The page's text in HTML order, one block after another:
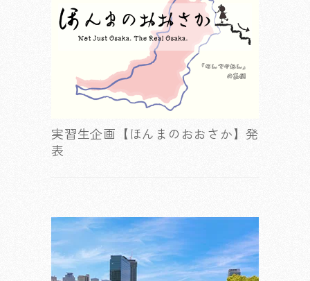
実習生企画【ほんまのおおさか】発
表